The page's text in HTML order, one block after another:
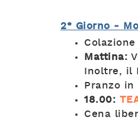
2° Giorno -
Mattina:
Inoltre, il
Pranzo
18.00:
Cena